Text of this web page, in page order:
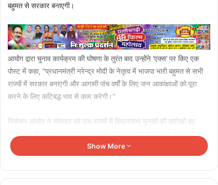
बहुमत से सरकार बनाएगी।
आयोग द्वारा चुनाव कार्यक्रम की घोषणा के तुरंत बाद उन्होंने 'एक्स' पर किए एक
पोस्ट में कहा, ''प्रधानमंत्री नरेन्द्र मोदी के नेतृत्व में भाजपा भारी बहुमत से सभी
राज्यों में सरकार बनाएगी और आगामी पांच वर्षों के लिए जन आकांक्षाओं को पूरा
करने के लिए कटिबद्ध भाव से काम करेगी।''
निर्वाचन आयोग ने सोमवार को पांच राज्यों में विधानसभा चुनावों की तारीखों का
चुनाव के लिए एक चरण में क्रमश: 17 नवंबर, 23 नवंबर, 30 नवंबर तथा सात
नवंबर को मतदान होगा जबकि छत्तीसगढ़ में दो चरणों में सात एवं 17 नवंबर को वोट
डाले जाएंगे।
Show More